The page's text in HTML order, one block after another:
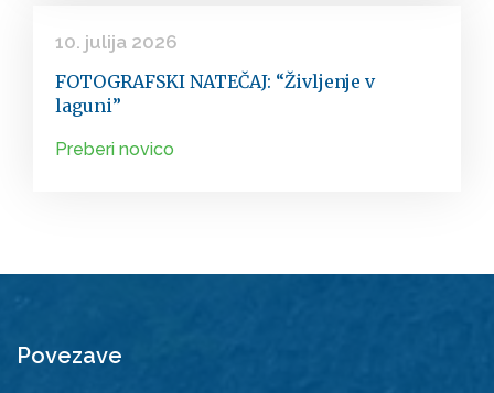
10. julija 2026
FOTOGRAFSKI NATEČAJ: “Življenje v
laguni”
Preberi novico
Povezave